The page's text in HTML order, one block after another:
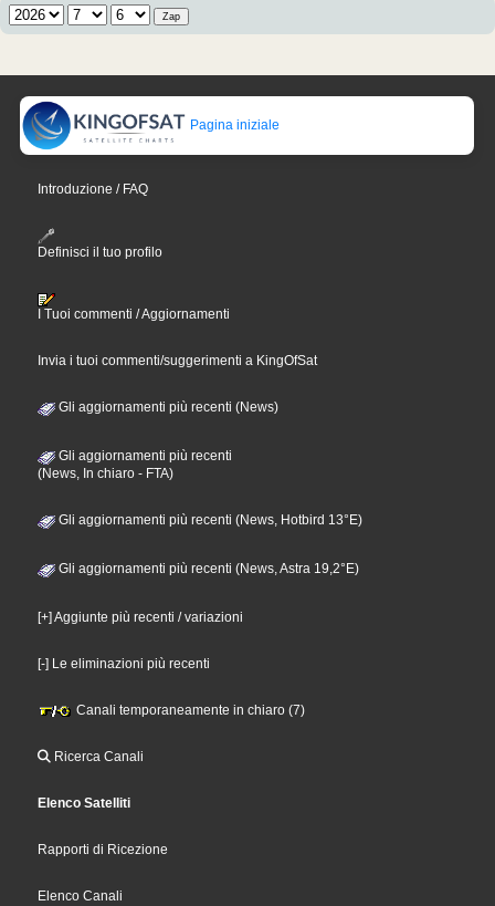
Pagina iniziale
Introduzione / FAQ
Definisci il tuo profilo
I Tuoi commenti / Aggiornamenti
Invia i tuoi commenti/suggerimenti a KingOfSat
Gli aggiornamenti più recenti (News)
Gli aggiornamenti più recenti
(News, In chiaro - FTA)
Gli aggiornamenti più recenti (News, Hotbird 13°E)
Gli aggiornamenti più recenti (News, Astra 19,2°E)
[+] Aggiunte più recenti / variazioni
[-] Le eliminazioni più recenti
Canali temporaneamente in chiaro (7)
Ricerca Canali
Elenco Satelliti
Rapporti di Ricezione
Elenco Canali